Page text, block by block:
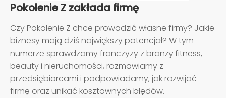
Pokolenie Z zakłada firmę
Czy Pokolenie Z chce prowadzić własne firmy? Jakie
biznesy mają dziś największy potencjał? W tym
numerze sprawdzamy franczyzy z branży fitness,
beauty i nieruchomości, rozmawiamy z
przedsiębiorcami i podpowiadamy, jak rozwijać
firmę oraz unikać kosztownych błędów.